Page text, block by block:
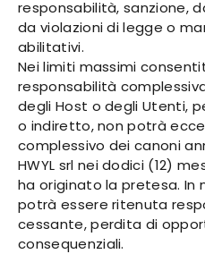
responsabilità, sanzione,
da violazioni di legge o
abilitativi.
Nei limiti massimi
responsabilità
degli Host o degli Utenti,
o indiretto, non potrà
complessivo dei canoni
HWYL srl nei dodici (12)
ha originato la pretesa. In
potrà essere ritenuta
cessante, perdita di
consequenziali.